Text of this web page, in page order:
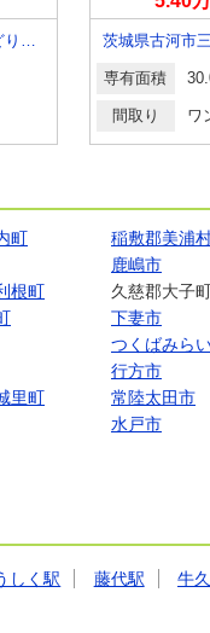
茨城県つくば市みどりの南 茨城県古河市
専有面積
間取り ワ
町
稲敷郡美浦
鹿嶋市
根町
久慈郡大子
下妻市
つくばみら
行方市
里町
常陸太田市
水戸市
しく駅 藤代駅
牛